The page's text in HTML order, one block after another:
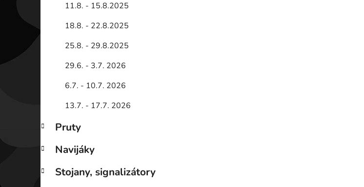
11.8. - 15.8.2025
18.8. - 22.8.2025
25.8. - 29.8.2025
29.6. - 3.7. 2026
6.7. - 10.7. 2026
13.7. - 17.7. 2026
Pruty
Navijáky
Stojany, signalizátory